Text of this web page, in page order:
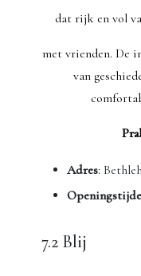
dat rijk en vol
met vrienden. De
van
Adres:
7.2 Blij